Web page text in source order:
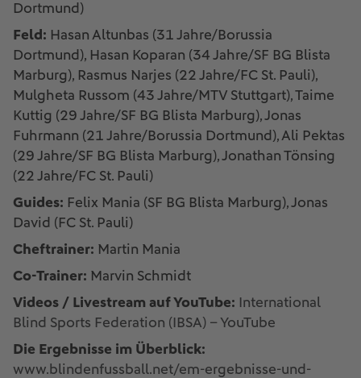
Dortmund)
Feld: Hasan Altunbas (31 Jahre/Borussia
Dortmund), Hasan Koparan (34 Jahre/SF BG Blista
Marburg), Rasmus Narjes (22 Jahre/FC St. Pauli),
Mulgheta Russom (43 Jahre/MTV Stuttgart), Taime
Kuttig (29 Jahre/SF BG Blista Marburg), Jonas
Fuhrmann (21 Jahre/Borussia Dortmund), Ali Pektas
(29 Jahre/SF BG Blista Marburg), Jonathan Tönsing
(22 Jahre/FC St. Pauli)
Guides: Felix Mania (SF BG Blista Marburg), Jonas
David (FC St. Pauli)
Cheftrainer: Martin Mania
Co-Trainer: Marvin Schmidt
Videos / Livestream auf YouTube:
International
Blind Sports Federation (IBSA) – YouTube
Die Ergebnisse im Überblick:
www.blindenfussball.net/em-ergebnisse-und-